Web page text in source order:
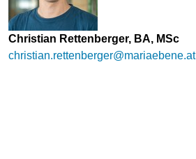
Christian Rettenberger, BA, MSc
christian.rettenberger@mariaebene.at